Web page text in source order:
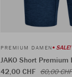
PREMIUM DAMEN SALE!
JAKO Short Premium
42,00 CHF 60,00 CHF